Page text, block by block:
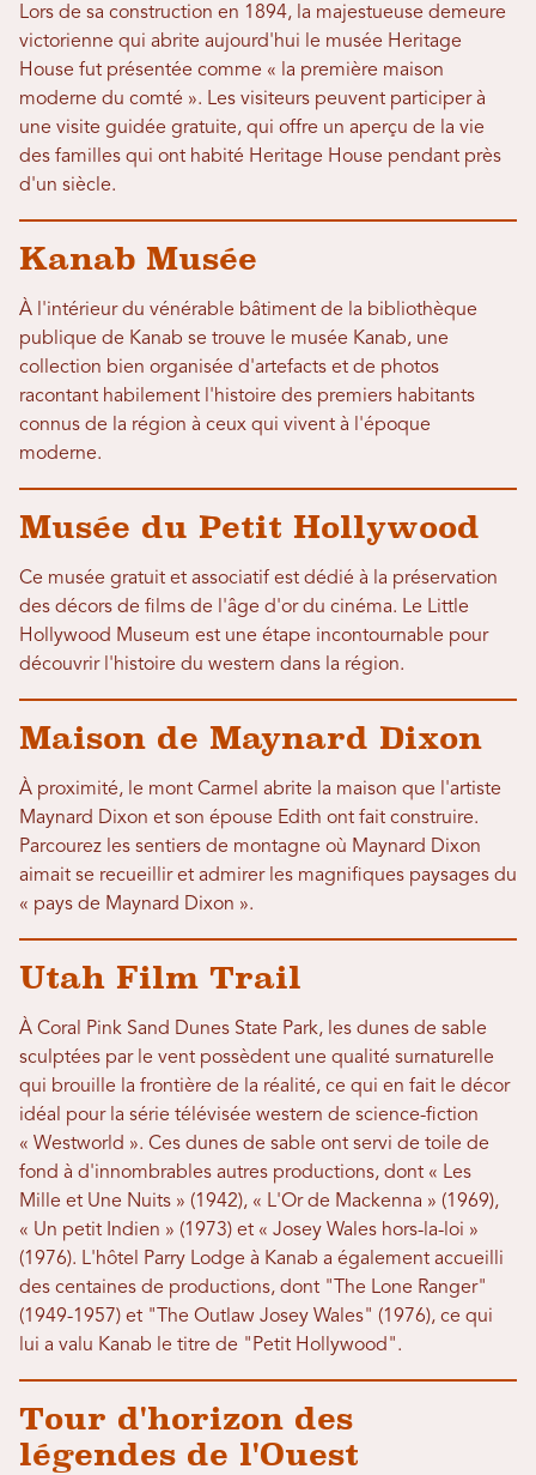
Lors de sa construction en 1894, la majestueuse demeure
victorienne qui abrite aujourd'hui le musée Heritage
House fut présentée comme « la première maison
moderne du comté ». Les visiteurs peuvent participer à
une visite guidée gratuite, qui offre un aperçu de la vie
des familles qui ont habité Heritage House pendant près
d'un siècle.
Kanab Musée
À l'intérieur du vénérable bâtiment de la bibliothèque
publique de Kanab se trouve le musée Kanab, une
collection bien organisée d'artefacts et de photos
racontant habilement l'histoire des premiers habitants
connus de la région à ceux qui vivent à l'époque
moderne.
Musée du Petit Hollywood
Ce musée gratuit et associatif est dédié à la préservation
des décors de films de l'âge d'or du cinéma. Le Little
Hollywood Museum est une étape incontournable pour
découvrir l'histoire du western dans la région.
Maison de Maynard Dixon
À proximité, le mont Carmel abrite la maison que l'artiste
Maynard Dixon et son épouse Edith ont fait construire.
Parcourez les sentiers de montagne où Maynard Dixon
aimait se recueillir et admirer les magnifiques paysages du
« pays de Maynard Dixon ».
Utah Film Trail
À Coral Pink Sand Dunes State Park, les dunes de sable
sculptées par le vent possèdent une qualité surnaturelle
qui brouille la frontière de la réalité, ce qui en fait le décor
idéal pour la série télévisée western de science-fiction
« Westworld ». Ces dunes de sable ont servi de toile de
fond à d'innombrables autres productions, dont « Les
Mille et Une Nuits » (1942), « L'Or de Mackenna » (1969),
« Un petit Indien » (1973) et « Josey Wales hors-la-loi »
(1976). L'hôtel Parry Lodge à Kanab a également accueilli
des centaines de productions, dont "The Lone Ranger"
(1949-1957) et "The Outlaw Josey Wales" (1976), ce qui
lui a valu Kanab le titre de "Petit Hollywood".
Tour d'horizon des
légendes de l'Ouest